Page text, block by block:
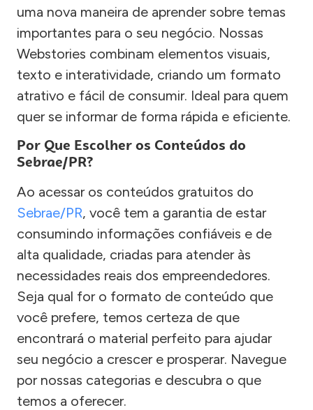
uma nova maneira de aprender sobre temas
importantes para o seu negócio. Nossas
Webstories combinam elementos visuais,
texto e interatividade, criando um formato
atrativo e fácil de consumir. Ideal para quem
quer se informar de forma rápida e eficiente.
Por Que Escolher os Conteúdos do
Sebrae/PR?
Ao acessar os conteúdos gratuitos do
Sebrae/PR, você tem a garantia de estar
consumindo informações confiáveis e de
alta qualidade, criadas para atender às
necessidades reais dos empreendedores.
Seja qual for o formato de conteúdo que
você prefere, temos certeza de que
encontrará o material perfeito para ajudar
seu negócio a crescer e prosperar. Navegue
por nossas categorias e descubra o que
temos a oferecer.